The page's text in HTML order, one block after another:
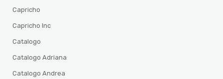
Capricho
Capricho Inc
Catalogo
Catalogo Adriana
Catalogo Andrea